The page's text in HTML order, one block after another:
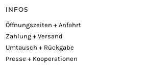
INFOS
Öffnungszeiten + Anfahrt
Zahlung + Versand
Umtausch + Rückgabe
Presse + Kooperationen